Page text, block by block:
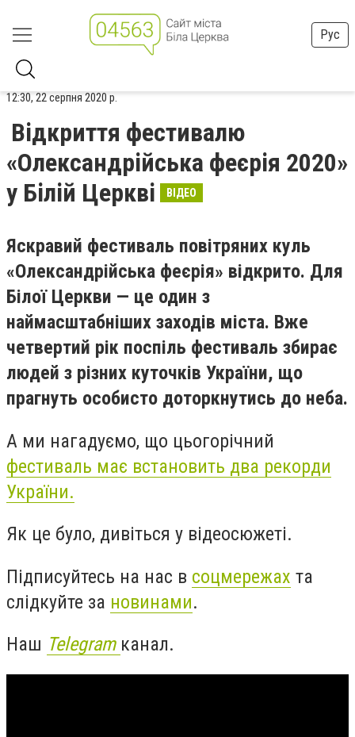
Рус
12:30, 22 серпня 2020 р.
Відкриття фестивалю
«Олександрійська феєрія 2020»
у Білій Церкві
ВІДЕО
Яскравий фестиваль повітряних куль
«Олександрійська феєрія» відкрито. Для
Білої Церкви — це один з
наймасштабніших заходів міста. Вже
четвертий рік поспіль фестиваль збирає
людей з різних куточків України, що
прагнуть особисто доторкнутись до неба.
А ми нагадуємо, що цьогорічний
фестиваль має встановить два рекорди
України.
Як це було, дивіться у відеосюжеті.
Підписуйтесь на нас в соцмережах та
слідкуйте за новинами.
Наш Telegram канал.